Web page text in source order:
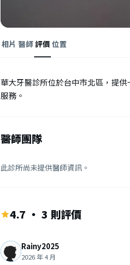
相片 醫師評價位置
華大牙醫診所位於台中市北區，提
服務。
醫師團隊
此診所尚未提供醫師資訊。
4.7 · 3 則評價
Rainy2025
2026 年 4 月